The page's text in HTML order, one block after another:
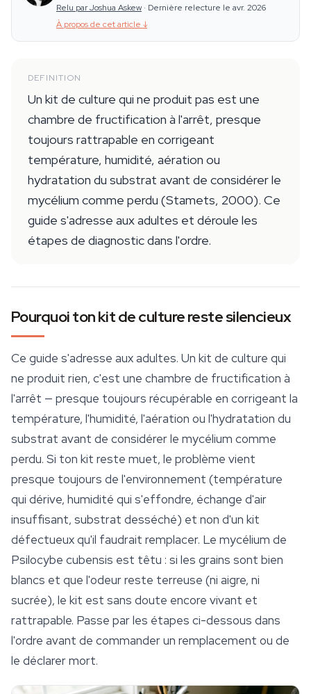
Relu par Joshua Askew · Dernière relecture le avr. 2026
À propos de cet article ↓
DEFINITION
Un kit de culture qui ne produit pas est une
chambre de fructification à l'arrêt, presque
toujours rattrapable en corrigeant
température, humidité, aération ou
hydratation du substrat avant de considérer le
mycélium comme perdu (Stamets, 2000). Ce
guide s'adresse aux adultes et déroule les
étapes de diagnostic dans l'ordre.
Pourquoi ton kit de culture reste silencieux
Ce guide s'adresse aux adultes. Un kit de culture qui
ne produit rien, c'est une chambre de fructification à
l'arrêt — presque toujours récupérable en corrigeant la
température, l'humidité, l'aération ou l'hydratation du
substrat avant de considérer le mycélium comme
perdu. Si ton kit reste muet, le problème vient
presque toujours de l'environnement (température
qui dérive, humidité qui s'effondre, échange d'air
insuffisant, substrat desséché) et non d'un kit
défectueux qu'il faudrait remplacer. Le mycélium de
Psilocybe cubensis est têtu : si les grains sont bien
blancs et que l'odeur reste terreuse (ni aigre, ni
sucrée), le kit est sans doute encore vivant et
rattrapable. Passe par les étapes ci-dessous dans
l'ordre avant de commander un remplacement ou de
le déclarer mort.